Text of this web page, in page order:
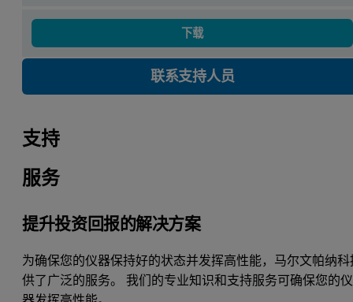
下载
联系支持人员
支持
服务
提升投资回报的解决方案
为确保您的仪器保持好的状态并发挥高性能，马尔文帕纳科
供了广泛的服务。 我们的专业知识和支持服务可确保您的仪